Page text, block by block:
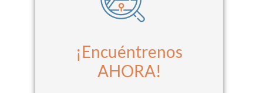
¡Encuéntrenos
AHORA!